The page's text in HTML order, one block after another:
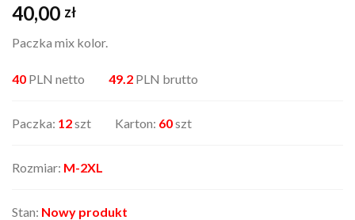
40,00 zł
Paczka mix kolor.
40 PLN netto 49.2 PLN brutto
Paczka: 12szt Karton: 60szt
Rozmiar: M-2XL
Stan: Nowy produkt